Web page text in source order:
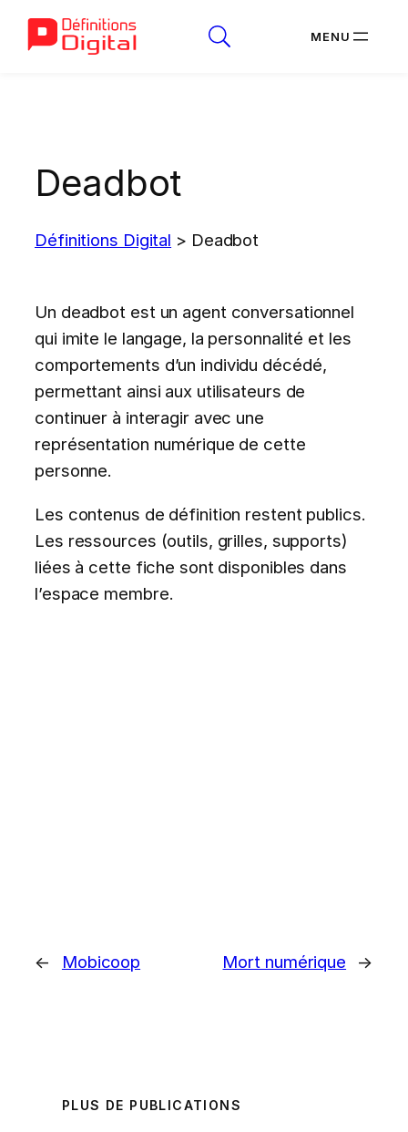
Deadbot
Définitions Digital > Deadbot
Un deadbot est un agent conversationnel
qui imite le langage, la personnalité et les
comportements d’un individu décédé,
permettant ainsi aux utilisateurs de
continuer à interagir avec une
représentation numérique de cette
personne.
Les contenus de définition restent publics.
Les ressources (outils, grilles, supports)
liées à cette fiche sont disponibles dans
l’espace membre.
← Mobicoop Mort numérique →
PLUS DE PUBLICATIONS